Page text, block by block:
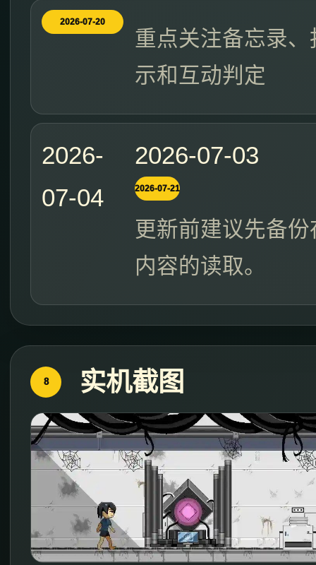
2026-07-20
重点关注备忘录
示和互动判定
2026-
07-04
2026-07-03
2026-07-21
更新前建议先备
内容的读取。
8 实机截图